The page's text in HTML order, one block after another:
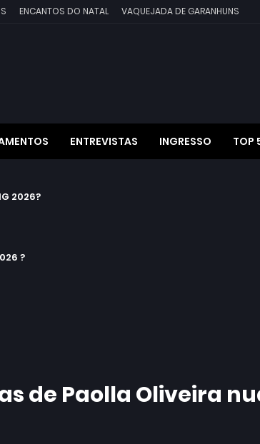
ENCANTOS DO NATAL VAQUEJADA DE GARANHUNS
ENTREVISTAS INGRESSO TOP
2026?
?
de Paolla Oliveira